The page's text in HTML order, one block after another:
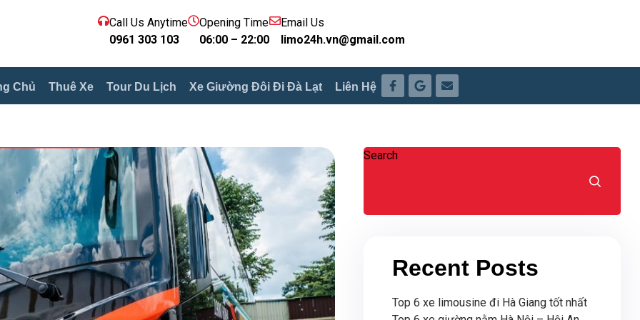
Call Us Anytime
0961 303 103
Opening Time
06:00 – 22:00
Email Us
limo24h.vn@gmail.com
Chủ Thuê Xe Tour Du Lịch Xe Giường Đôi Đi Đà Lạt Liên Hệ
Search
Recent Posts
Top 6 xe limousine đi Hà Giang tốt nhất